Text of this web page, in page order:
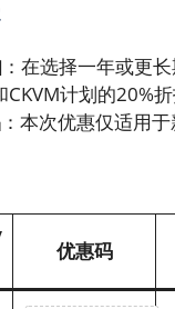
：在选择一年或更
CKVM计划的20%折
：本次优惠仅适用于
优惠码